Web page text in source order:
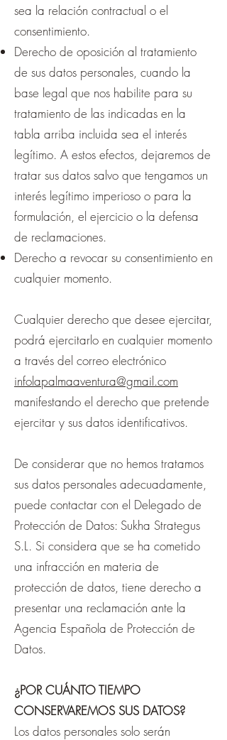
sea la relación contractual o el
consentimiento.
Derecho de oposición al tratamiento
de sus datos personales, cuando la
base legal que nos habilite para su
tratamiento de las indicadas en la
tabla arriba incluida sea el interés
legítimo. A estos efectos, dejaremos de
tratar sus datos salvo que tengamos un
interés legítimo imperioso o para la
formulación, el ejercicio o la defensa
de reclamaciones.
Derecho a revocar su consentimiento en
cualquier momento.
Cualquier derecho que desee ejercitar,
podrá ejercitarlo en cualquier momento
a través del correo electrónico
infolapalmaaventura@gmail.com
manifestando el derecho que pretende
ejercitar y sus datos identificativos.
De considerar que no hemos tratamos
sus datos personales adecuadamente,
puede contactar con el Delegado de
Protección de Datos: Sukha Strategus
S.L. Si considera que se ha cometido
una infracción en materia de
protección de datos, tiene derecho a
presentar una reclamación ante la
Agencia Española de Protección de
Datos.
¿POR CUÁNTO TIEMPO
CONSERVAREMOS SUS DATOS?
Los datos personales solo serán